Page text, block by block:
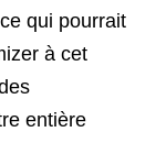
qui pourrait
à cet
entière